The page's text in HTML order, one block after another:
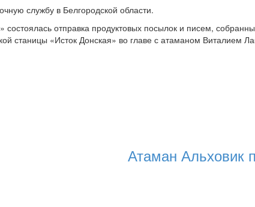
службу в Белгородской области.
отправка продуктовых посылок и писем,
станицы «Исток Донская» во главе с атаманом Виталием
Атаман Альховик